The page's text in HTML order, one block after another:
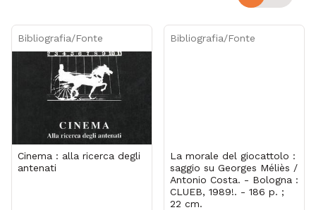
Bibliografia/Fonte
Cinema : alla ricerca degli
antenati
Bibliografia/Fonte
La morale del giocattolo :
saggio su Georges Méliès /
Antonio Costa. - Bologna :
CLUEB, 1989!. - 186 p. ;
22 cm.